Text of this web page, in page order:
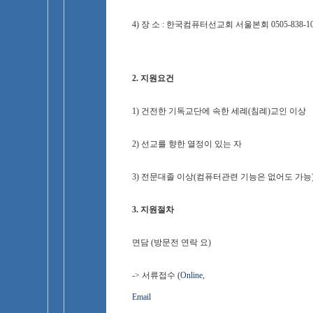
4) 장 소 : 한국컴퓨터선교회 서울본회 0505-838-
2. 지원요건
1) 건전한 기독교단에 속한 세례(침례)교인 이상
2) 선교를 향한 열정이 있는 자
3) 전문대졸 이상(컴퓨터관련 기능은 없어도 가능
3. 지원절차
면담 (방문전 연락 요)
-> 서류접수 (Online,
Email